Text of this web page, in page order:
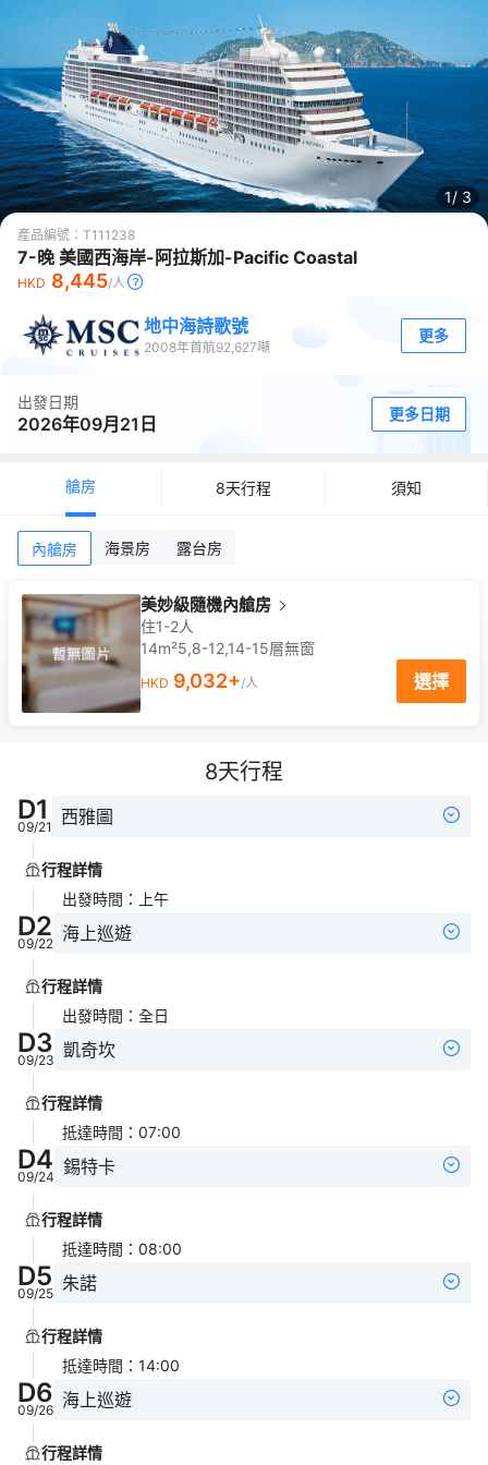
1/3
產品編號： T111238
7-晚 美國西海岸-阿拉斯加-Pacific Coastal
HKD 8,445/人
地中海詩歌號
2008年首航92,627噸
更多
出發日期
2026年09月21日 更多日期
艙房 8天行程 須知
內艙房 海景房 露台房
美妙級隨機內艙房
住1-2人
14m²5,8-12,14-15層無窗
HKD 9,032+/人 選擇
8天行程
D1
09/21 西雅圖
行程詳情
出發時間 ： 上午
D2
09/22 海上巡遊
行程詳情
出發時間 ： 全日
D3
09/23 凱奇坎
行程詳情
抵達時間 ： 07:00
D4
09/24 錫特卡
行程詳情
抵達時間 ： 08:00
D5
09/25 朱諾
行程詳情
抵達時間 ： 14:00
D6
09/26 海上巡遊
行程詳情